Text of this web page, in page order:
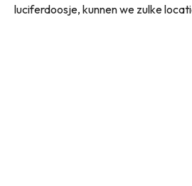
luciferdoosje, kunnen we zulke